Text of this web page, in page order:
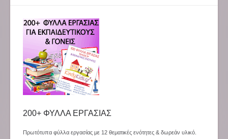
200+ ΦΥΛΛΑ ΕΡΓΑΣΙΑΣ
Πρωτότυπα φύλλα εργασίας με 12 θεματικές ενότητες & δωρεάν υλικό.